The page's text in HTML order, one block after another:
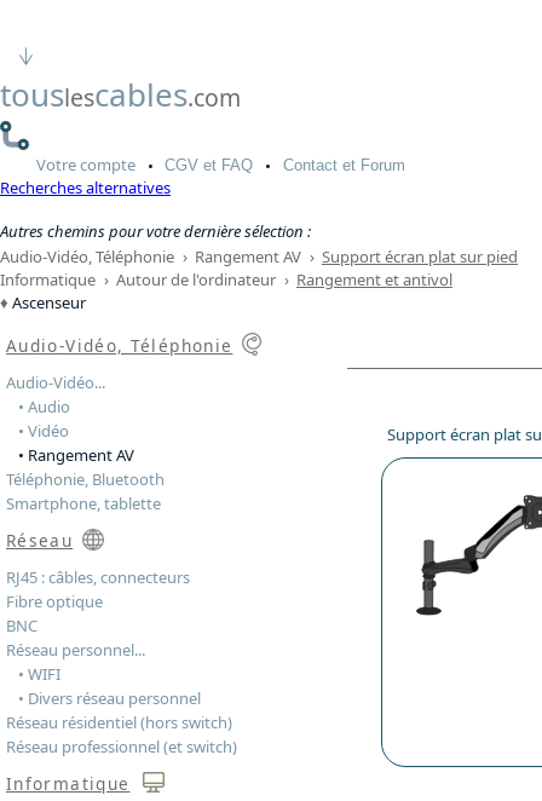
touslescables.com
Votrecompte CGV et FAQ Contactet Forum
Recherches alternatives
Autres chemins pour votre dernière sélection :
Audio-Vidéo, Téléphonie › Rangement AV › Support écran plat sur pied
Informatique › Autour de l'ordinateur › Rangement et antivol
Ascenseur
Support écran plat
Audio-Vidéo, Téléphonie
Audio-Vidéo...
• Audio
• Vidéo
• Rangement AV
Téléphonie, Bluetooth
Smartphone, tablette
Réseau
RJ45 : câbles, connecteurs
Fibre optique
BNC
Réseau personnel...
• WIFI
• Divers réseau personnel
Réseau résidentiel (hors switch)
Réseau professionnel (et switch)
Informatique